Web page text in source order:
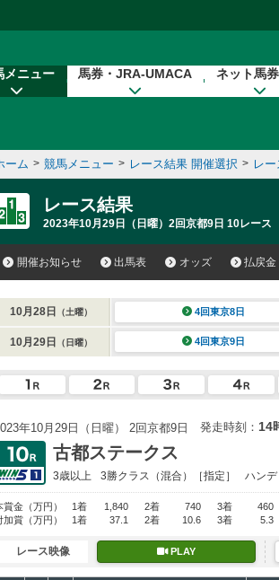
メニュー 馬券・JRA-UMACA ネット馬
ーム > 競馬メニュー > レース結果 開催選択 > レ
レース結果
2023年10月29日（日曜）2回京都9日 10レース
開催お知らせ 出馬表 オッズ 払戻金
10月28日 （土曜） 4回東京8日
10月29日 （日曜） 4回東京9日
年10月29日（日曜） 2回京都9日 発走時刻： 14
古都ステークス
3歳以上 3勝クラス （混合）［指定］ ハンデ
賞金 （万円） 1着 1,840 2着 740 3着
460
加賞 （万円） 1着 37.1 2着 10.6 3着 5.3
レース映像 PLAY